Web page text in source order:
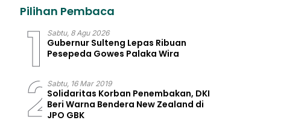
Pilihan Pembaca
1 Sabtu, 8 Agu 2026
Gubernur Sulteng Lepas Ribuan
Pesepeda Gowes Palaka Wira
2Sabtu, 16 Mar 2019
Solidaritas Korban Penembakan, DKI
Beri Warna Bendera New Zealand di
JPO GBK